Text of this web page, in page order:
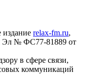
relax-fm.ru,
Эл № ФС77-81889 от
в сфере связи,
коммуникаций